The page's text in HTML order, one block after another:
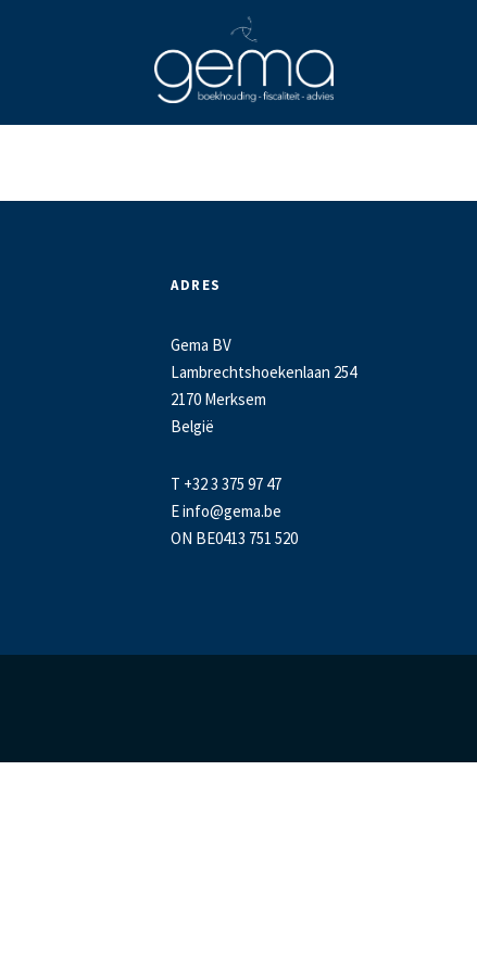
ADRES
Gema BV
Lambrechtshoekenlaan 254
2170 Merksem
België
T +32 3 375 97 47
Einfo@gema.be
ON BE0413 751 520